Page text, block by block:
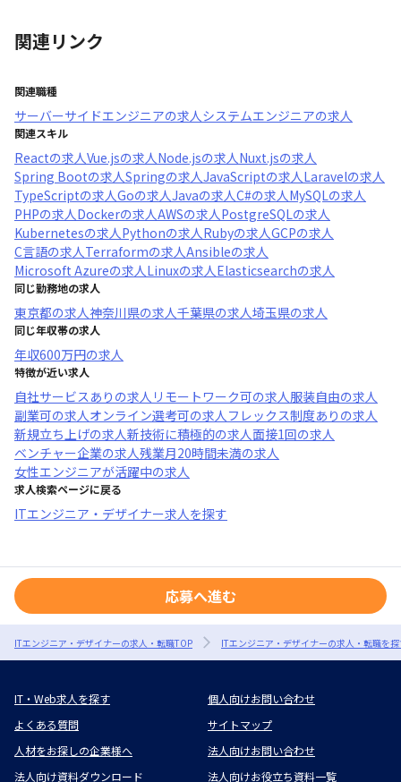
関連リンク
関連職種
サーバーサイドエンジニアの求人システムエンジニアの求人
関連スキル
Reactの求人Vue.jsの求人Node.jsの求人Nuxt.jsの求人
Spring Bootの求人Springの求人JavaScriptの求人Laravelの求人
TypeScriptの求人Goの求人Javaの求人C#の求人MySQLの求人
PHPの求人Dockerの求人AWSの求人PostgreSQLの求人
Kubernetesの求人Pythonの求人Rubyの求人GCPの求人
C言語の求人Terraformの求人Ansibleの求人
Microsoft Azureの求人Linuxの求人Elasticsearchの求人
同じ勤務地の求人
東京都の求人神奈川県の求人千葉県の求人埼玉県の求人
同じ年収帯の求人
年収600万円の求人
特徴が近い求人
自社サービスあり の求人 リモートワーク可の求人服装自由の求人
副業可の求人オンライン選考可の求人フレックス制度あり の求人
新規立ち上げの求人新技術に積極的の求人面接1回の求人
ベンチャー企業の求人残業月20時間未満の求人
女性エンジニアが活躍中の求人
求人検索ページに戻る
ITエンジニア・デザイナー求人を探す
応募へ進む
ITエンジニア・デザイナーの求人・転職TOP ITエンジニア・デザイナーの求人・転職を
IT・Web求人を探す
個人向けお問い合わせ
よくある質問
サイトマップ
人材をお探しの企業様へ
法人向けお問い合わせ
法人向け資料ダウンロード
法人向けお役立ち資料一覧